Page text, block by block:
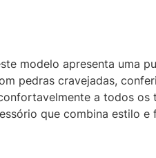
modelo apresenta uma
pedras cravejadas,
a todos os
que combina estilo